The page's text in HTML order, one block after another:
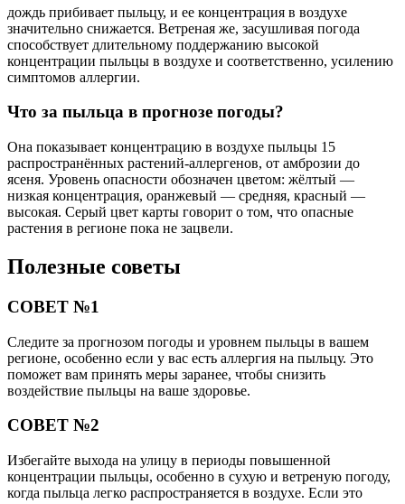
дождь прибивает пыльцу, и ее концентрация в воздухе
значительно снижается. Ветреная же, засушливая погода
способствует длительному поддержанию высокой
концентрации пыльцы в воздухе и соответственно, усилению
симптомов аллергии.
Что за пыльца в прогнозе погоды?
Она показывает концентрацию в воздухе пыльцы 15
распространённых растений-аллергенов, от амброзии до
ясеня. Уровень опасности обозначен цветом: жёлтый —
низкая концентрация, оранжевый — средняя, красный —
высокая. Серый цвет карты говорит о том, что опасные
растения в регионе пока не зацвели.
Полезные советы
СОВЕТ №1
Следите за прогнозом погоды и уровнем пыльцы в вашем
регионе, особенно если у вас есть аллергия на пыльцу. Это
поможет вам принять меры заранее, чтобы снизить
воздействие пыльцы на ваше здоровье.
СОВЕТ №2
Избегайте выхода на улицу в периоды повышенной
концентрации пыльцы, особенно в сухую и ветреную погоду,
когда пыльца легко распространяется в воздухе. Если это